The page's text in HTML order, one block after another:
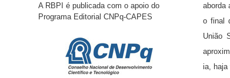
aborda
o final
União
ia, haja
A RBPI é publicada com o apoio do
Programa Editorial CNPq-CAPES